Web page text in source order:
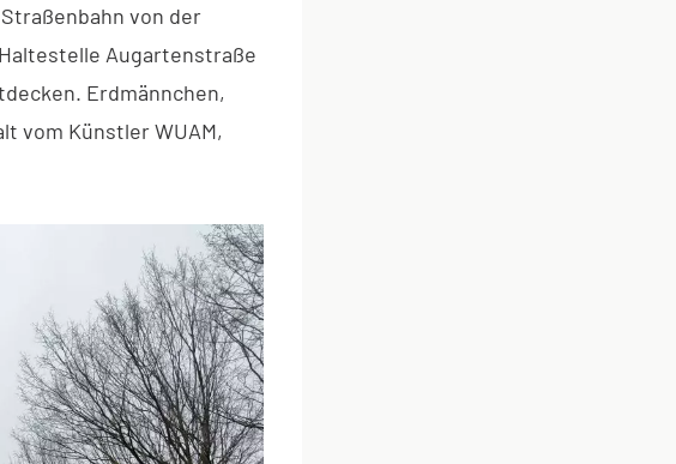
von der
Augartenstraße
Erdmännchen,
vom Künstler WUAM,